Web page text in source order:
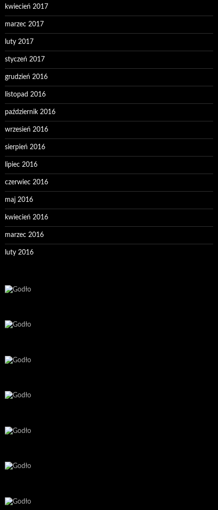
kwiecień 2017
marzec 2017
luty 2017
styczeń 2017
grudzień 2016
listopad 2016
październik 2016
wrzesień 2016
sierpień 2016
lipiec 2016
czerwiec 2016
maj 2016
kwiecień 2016
marzec 2016
luty 2016